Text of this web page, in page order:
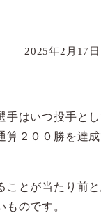
2025年2月17
手はいつ投手と
算２００勝を達
ことが当たり前
のです。